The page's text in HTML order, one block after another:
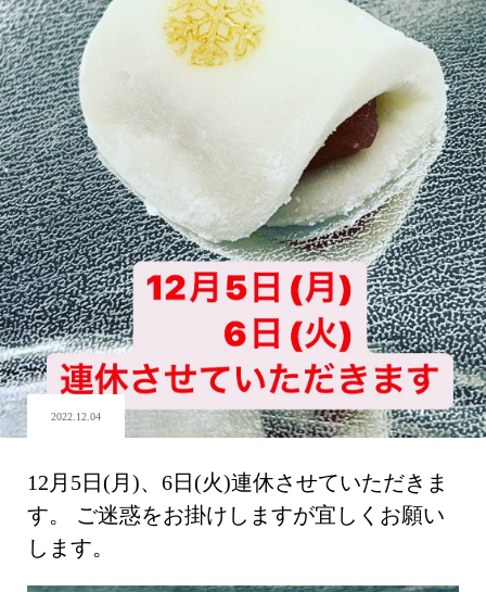
2022.12.04
12月5日(月)、6日(火)連休させていただきま
す。 ご迷惑をお掛けしますが宜しくお願い
します。